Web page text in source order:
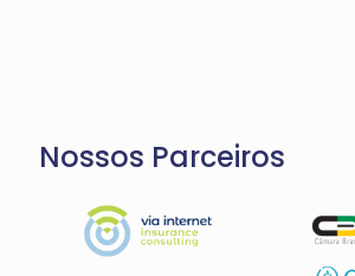
Nossos Parceiros